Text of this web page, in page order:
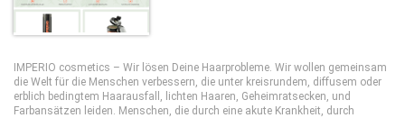
IMPERIO cosmetics – Wir lösen Deine Haarprobleme. Wir wollen gemeinsam
die Welt für die Menschen verbessern, die unter kreisrundem, diffusem oder
erblich bedingtem Haarausfall, lichten Haaren, Geheimratsecken, und
Farbansätzen leiden. Menschen, die durch eine akute Krankheit, durch